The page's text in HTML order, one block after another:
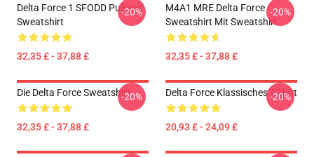
Delta Force 1 SFODD Pullover
Sweatshirt
32,35 £ - 37,88 £
-20%
M4A1 MRE Delta Force
Sweatshirt Mit Sweatshirt
32,35 £ - 37,88 £
-20%
Die Delta Force Sweatshirt
32,35 £ - 37,88 £
-20% Delta Force Klassisches T-Shirt
20,93 £ - 24,09 £
-20%